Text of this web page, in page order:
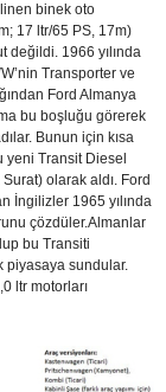
binek oto
17 ltr/65 PS, 17m)
değildi. 1966 yılında
Transporter ve
Ford Almanya
bu boşluğu görerek
Bunun için kısa
yeni Transit Diesel
olarak aldı. Ford
İngilizler 1965 yılında
çözdüler.Almanlar
bu Transiti
piyasaya sundular.
ltr motorları